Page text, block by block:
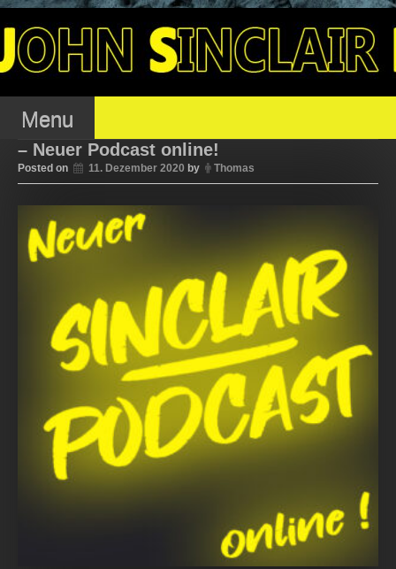
to
content OJSFC – OFFENER
JOHN SINCLAIR FAN
CLUB
Menu
– Neuer Podcast online!
Posted on 11. Dezember 2020 by Thomas